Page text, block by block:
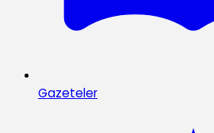
Gazeteler